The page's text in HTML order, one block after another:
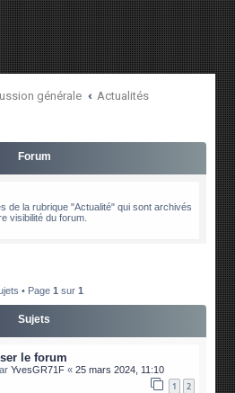
générale Actualités
Forum
de la rubrique "Actualité" qui sont archivés
visibilité du forum.
• Page 1 sur 1
Sujets
le forum
YvesGR71F «25 mars 2024, 11:10
1 2